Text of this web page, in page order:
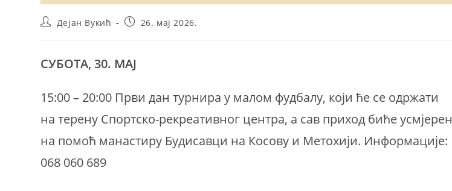
PostДејан Вукић
Post26. мај 2026.
СУБОТА, 30. МАЈ
15:00 – 20:00 Први дан турнира у малом фудбалу, који ће се одржати
на терену Спортско-рекреативног центра, а сав приход биће усмјерен
на помоћ манастиру Будисавци на Косову и Метохији. Информације:
068 060 689